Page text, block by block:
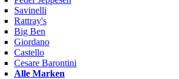
Savinelli
Rattray's
Big Ben
Giordano
Castello
Cesare Barontini
Alle Marken